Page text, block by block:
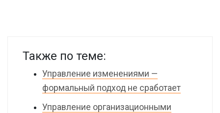
Также по теме:
Управление изменениями —
формальный подход не сработает
Управление организационными